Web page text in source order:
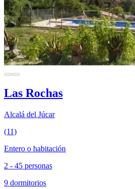
Las Rochas
Alcalá del Júcar
(11)
Entero o habitación
2 - 45 personas
9 dormitorios